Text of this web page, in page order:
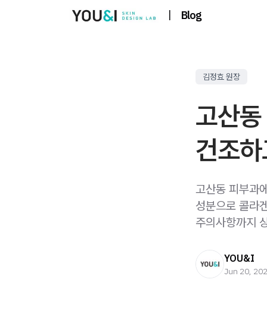
| Blog
김정효 원장
고산
건조
고산동 피부과
성분으로 콜라
주의사항까지
YOU&I
Jun 20,